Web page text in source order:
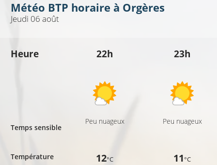
Météo BTP horaire à Orgères
Jeudi 06 août
Heure
Temps sensible
Température
22h
Peu nuageux
12°C
23h
Peu nuageux
11°C